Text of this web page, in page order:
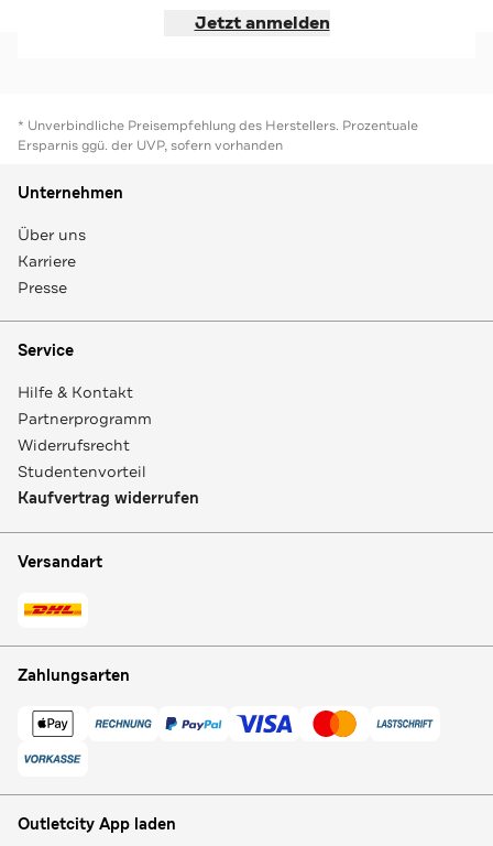
Jetzt anmelden
* Unverbindliche Preisempfehlung des Herstellers. Prozentuale
Ersparnis ggü. der UVP, sofern vorhanden
Unternehmen
Über uns
Karriere
Presse
Service
Hilfe & Kontakt
Partnerprogramm
Widerrufsrecht
Studentenvorteil
Kaufvertrag widerrufen
Versandart
Zahlungsarten
Outletcity App laden